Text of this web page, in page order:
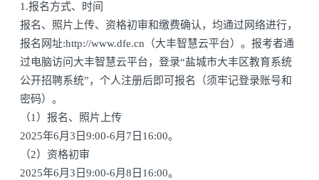
1.报名方式、时间
报名、照片上传、资格初审和缴费确认，均通过网络进行，
报名网址:http://www.dfe.cn（大丰智慧云平台）。报考者通
过电脑访问大丰智慧云平台，登录“盐城市大丰区教育系统
公开招聘系统”，个人注册后即可报名（须牢记登录账号和
密码）。
（1）报名、照片上传
2025年6月3日9:00-6月7日16:00。
（2）资格初审
2025年6月3日9:00-6月8日16:00。